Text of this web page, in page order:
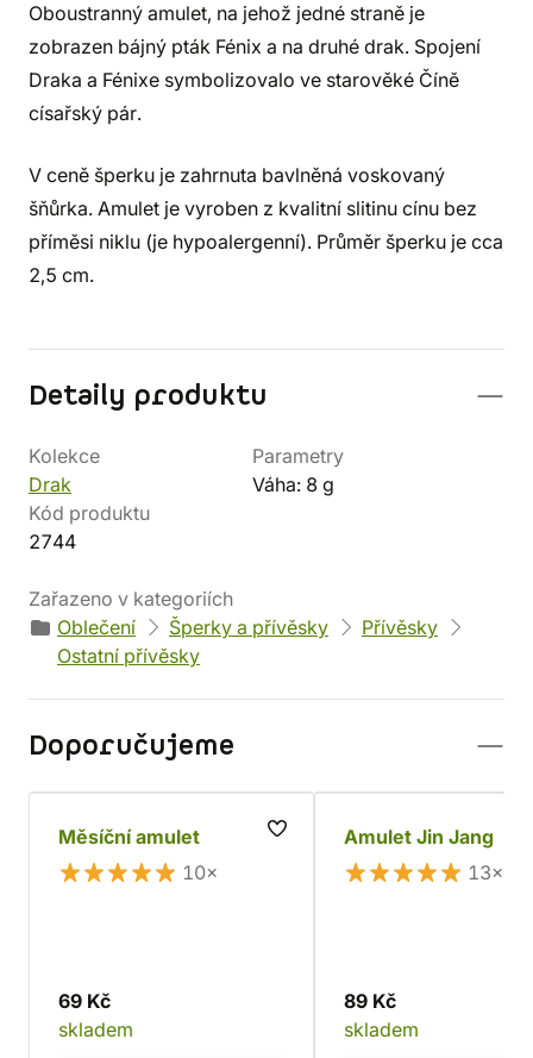
Oboustranný amulet, na jehož jedné straně je
zobrazen bájný pták Fénix a na druhé drak. Spojení
Draka a Fénixe symbolizovalo ve starověké Číně
císařský pár.
V ceně šperku je zahrnuta bavlněná voskovaný
šňůrka. Amulet je vyroben z kvalitní slitinu cínu bez
příměsi niklu (je hypoalergenní). Průměr šperku je cca
2,5 cm.
Detaily produktu
Kolekce
Drak
Parametry
Váha: 8 g
Kód produktu
2744
Zařazeno v kategoriích
Oblečení
Šperky a přívěsky
Přívěsky
Ostatní přívěsky
Doporučujeme
Měsíční amulet
10×
69 Kč
skladem
Amulet Jin Jang
13×
89 Kč
skladem